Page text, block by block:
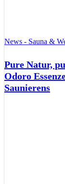
News - Sauna &
Pure Natur,
Odoro
Saunierens